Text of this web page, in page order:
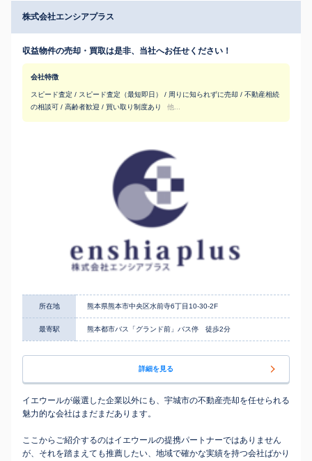
株式会社エンシアプラス
収益物件の売却・買取は是非、当社へお任せください！
会社特徴
スピード査定 / スピード査定（最短即日） / 周りに知られずに売却 / 不動産相続
の相談可 / 高齢者歓迎 / 買い取り制度あり
他...
所在地 熊本県熊本市中央区水前寺6丁目10-30-2F
最寄駅 熊本都市バス「グランド前」バス停 徒歩2分
詳細を見る
イエウールが厳選した企業以外にも、宇城市の不動産売却を任せられる
魅力的な会社はまだまだあります。
ここからご紹介するのはイエウールの提携パートナーではありません
が、それを踏まえても推薦したい、地域で確かな実績を持つ会社ばかり